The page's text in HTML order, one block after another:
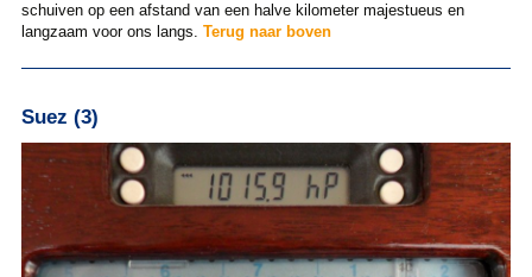
schuiven op een afstand van een halve kilometer majestueus en
langzaam voor ons langs. Terug naar boven
Suez (3)